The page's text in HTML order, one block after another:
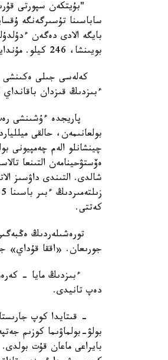
"بۇيتكەن سپورتى
ساباسىنا تۇسىرگەنگە
بايگە الادى دەگەن
بويىنشا، 246 كيلو. مۇندايدا سالماعى جەڭىلى جەڭىمپاز. العاشقى ءىرى جەڭىس ماياعا وسىلاي كەلگەن.
كەلەسى جىلى ەكىنشى
ءبىزدىڭ قىزدان باقانداي 7 كيلو كەيىن قالىپ كەتتى.
پاريجدە ءۇشىنشى رەت
بولعانىمەن، حالقى
چينشانلو الەم چەمپيونى
ەۆستۋحينامەن التىنعا
شالدى. التىندى داۋسىز
كەتتى.
تورەشىلەردىڭ ەڭبەگىن
جورىعان. «اققا قۇداي»
ءبىزدىڭ مايا -
دەپ تانيدى.
- قىتايدا كوپ
بولۋ-بولماۋىما كوزىم
بايراعى ماعان قۇت بولدى.